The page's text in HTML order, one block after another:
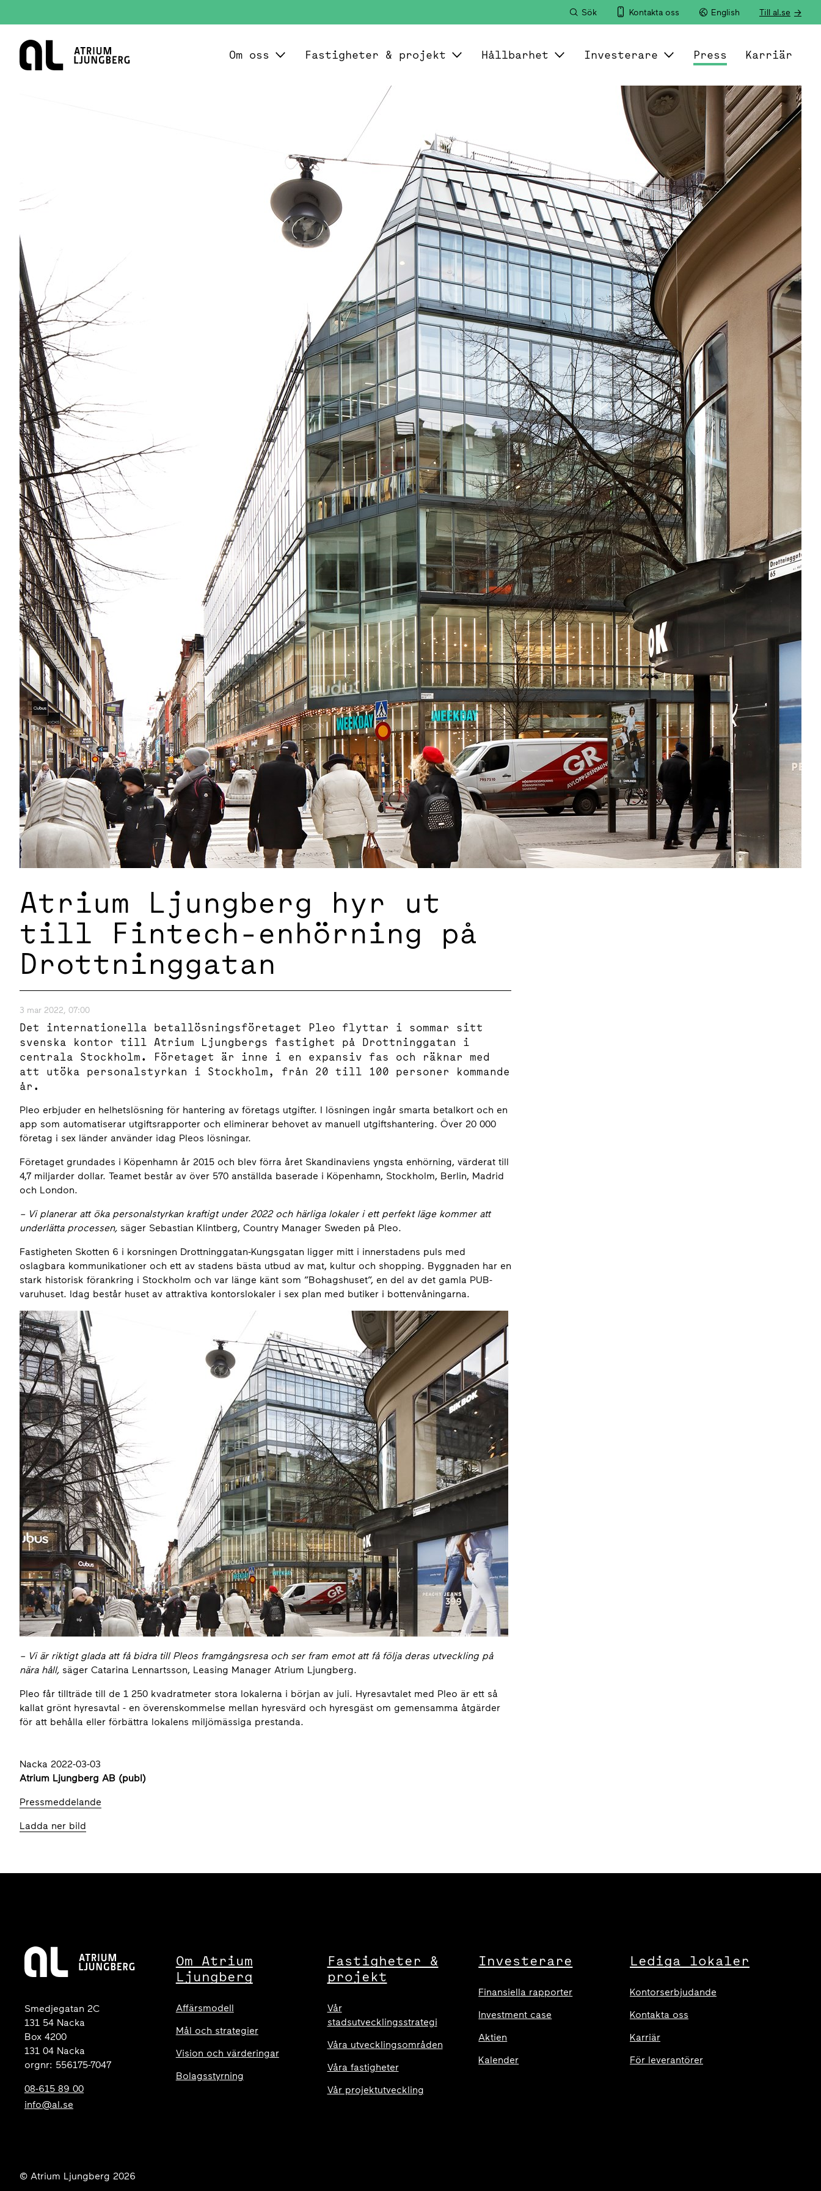
Sök Kontakta oss English Till al.se
Hem
Om oss Fastigheter & projekt Hållbarhet Investerare Press Karriär
Atrium Ljungberg hyr ut
till Fintech-enhörning på
Drottninggatan
3 mar 2022, 07:00
Det internationella betallösningsföretaget Pleo flyttar i sommar sitt
svenska kontor till Atrium Ljungbergs fastighet på Drottninggatan i
centrala Stockholm. Företaget är inne i en expansiv fas och räknar med
att utöka personalstyrkan i Stockholm, från 20 till 100 personer kommande
år.
Pleo erbjuder en helhetslösning för hantering av företags utgifter. I lösningen ingår smarta betalkort och en
app som automatiserar utgiftsrapporter och eliminerar behovet av manuell utgiftshantering. Över 20 000
företag i sex länder använder idag Pleos lösningar.
Företaget grundades i Köpenhamn år 2015 och blev förra året Skandinaviens yngsta enhörning, värderat till
4,7 miljarder dollar. Teamet består av över 570 anställda baserade i Köpenhamn, Stockholm, Berlin, Madrid
och London.
– Vi planerar att öka personalstyrkan kraftigt under 2022 och härliga lokaler i ett perfekt läge kommer att
underlätta processen, säger Sebastian Klintberg, Country Manager Sweden på Pleo.
Fastigheten Skotten 6 i korsningen Drottninggatan-Kungsgatan ligger mitt i innerstadens puls med
oslagbara kommunikationer och ett av stadens bästa utbud av mat, kultur och shopping. Byggnaden har en
stark historisk förankring i Stockholm och var länge känt som ”Bohagshuset”, en del av det gamla PUB-
varuhuset. Idag består huset av attraktiva kontorslokaler i sex plan med butiker i bottenvåningarna.
– Vi är riktigt glada att få bidra till Pleos framgångsresa och ser fram emot att få följa deras utveckling på
nära håll, säger Catarina Lennartsson, Leasing Manager Atrium Ljungberg.
Pleo får tillträde till de 1 250 kvadratmeter stora lokalerna i början av juli. Hyresavtalet med Pleo är ett så
kallat grönt hyresavtal - en överenskommelse mellan hyresvärd och hyresgäst om gemensamma åtgärder
för att behålla eller förbättra lokalens miljömässiga prestanda.
Nacka 2022-03-03
Atrium Ljungberg AB (publ)
Pressmeddelande
Ladda ner bild
Smedjegatan 2C
131 54 Nacka
Box 4200
131 04 Nacka
orgnr: 556175-7047
08-615 89 00
info@al.se
Om Atrium
Ljungberg
Affärsmodell
Mål och strategier
Vision och värderingar
Bolagsstyrning
Fastigheter &
projekt
Vår
stadsutvecklingsstrategi
Våra utvecklingsområden
Våra fastigheter
Vår projektutveckling
Investerare
Finansiella rapporter
Investment case
Aktien
Kalender
Lediga lokaler
Kontorserbjudande
Kontakta oss
Karriär
För leverantörer
© Atrium Ljungberg 2026